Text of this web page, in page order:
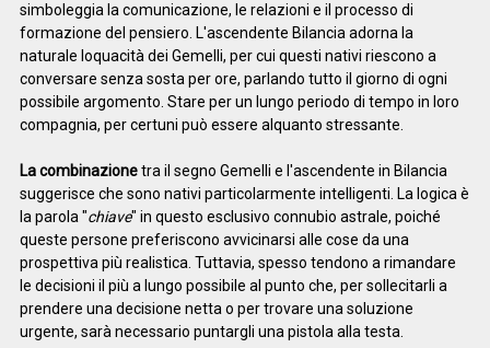
simboleggia la comunicazione, le relazioni e il processo di
formazione del pensiero. L'ascendente Bilancia adorna la
naturale loquacità dei Gemelli, per cui questi nativi riescono a
conversare senza sosta per ore, parlando tutto il giorno di ogni
possibile argomento. Stare per un lungo periodo di tempo in loro
compagnia, per certuni può essere alquanto stressante.
La combinazionetra il segno Gemelli e l'ascendente in Bilancia
suggerisce che sono nativi particolarmente intelligenti. La logica è
la parola "chiave" in questo esclusivo connubio astrale, poiché
queste persone preferiscono avvicinarsi alle cose da una
prospettiva più realistica. Tuttavia, spesso tendono a rimandare
le decisioni il più a lungo possibile al punto che, per sollecitarli a
prendere una decisione netta o per trovare una soluzione
urgente, sarà necessario puntargli una pistola alla testa.